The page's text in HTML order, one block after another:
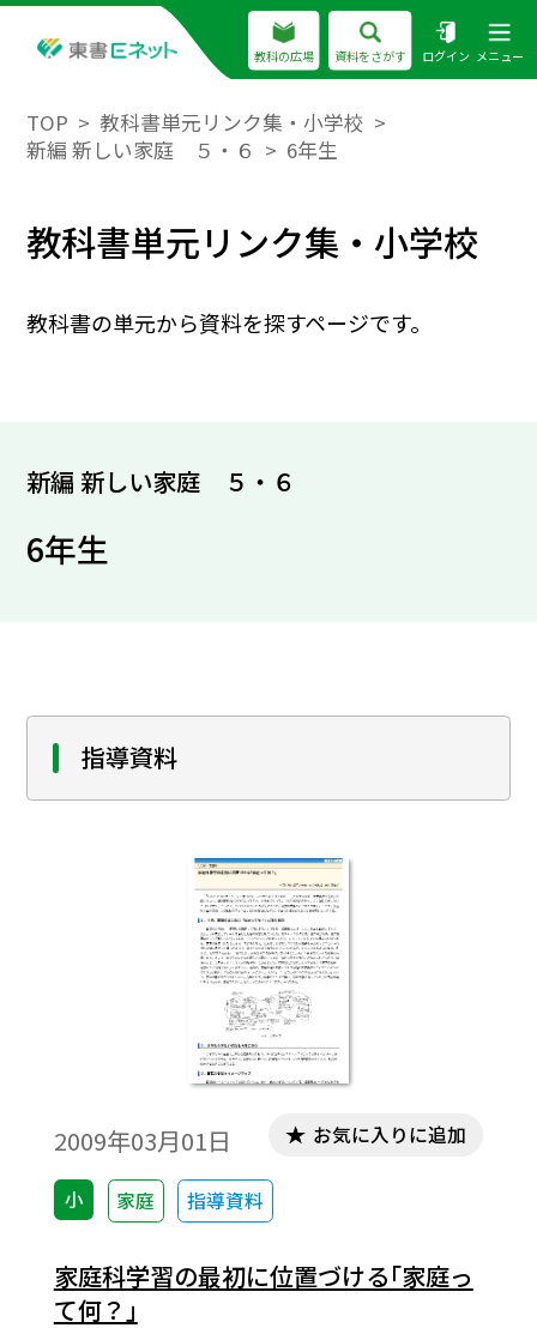
教科の広場 資料をさがす ログイン メニュー
TOP
教科書単元リンク集・小学校
新編 新しい家庭 ５・６
6年生
教科書単元リンク集・小学校
教科書の単元から資料を探すページです。
新編 新しい家庭 ５・６
6年生
指導資料
2009年03月01日
小 家庭 指導資料
お気に入りに追加
家庭科学習の最初に位置づける｢家庭っ
て何？｣